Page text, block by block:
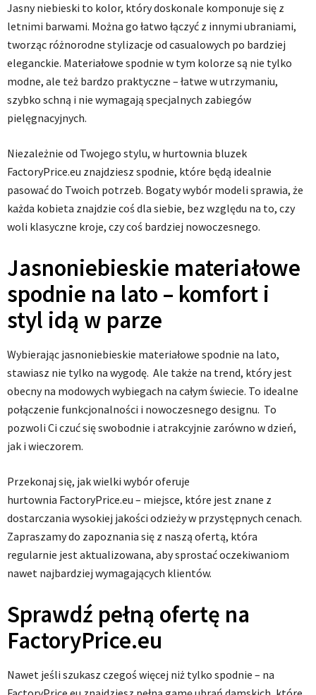
Jasny niebieski to kolor, który doskonale komponuje się z
letnimi barwami. Można go łatwo łączyć z innymi ubraniami,
tworząc różnorodne stylizacje od casualowych po bardziej
eleganckie. Materiałowe spodnie w tym kolorze są nie tylko
modne, ale też bardzo praktyczne – łatwe w utrzymaniu,
szybko schną i nie wymagają specjalnych zabiegów
pielęgnacyjnych.
Niezależnie od Twojego stylu, w hurtownia bluzek
FactoryPrice.eu znajdziesz spodnie, które będą idealnie
pasować do Twoich potrzeb. Bogaty wybór modeli sprawia, że
każda kobieta znajdzie coś dla siebie, bez względu na to, czy
woli klasyczne kroje, czy coś bardziej nowoczesnego.
Jasnoniebieskie materiałowe
spodnie na lato – komfort i
styl idą w parze
Wybierając jasnoniebieskie materiałowe spodnie na lato,
stawiasz nie tylko na wygodę. Ale także na trend, który jest
obecny na modowych wybiegach na całym świecie. To idealne
połączenie funkcjonalności i nowoczesnego designu. To
pozwoli Ci czuć się swobodnie i atrakcyjnie zarówno w dzień,
jak i wieczorem.
Przekonaj się, jak wielki wybór oferuje
hurtownia FactoryPrice.eu – miejsce, które jest znane z
dostarczania wysokiej jakości odzieży w przystępnych cenach.
Zapraszamy do zapoznania się z naszą ofertą, która
regularnie jest aktualizowana, aby sprostać oczekiwaniom
nawet najbardziej wymagających klientów.
Sprawdź pełną ofertę na
FactoryPrice.eu
Nawet jeśli szukasz czegoś więcej niż tylko spodnie – na